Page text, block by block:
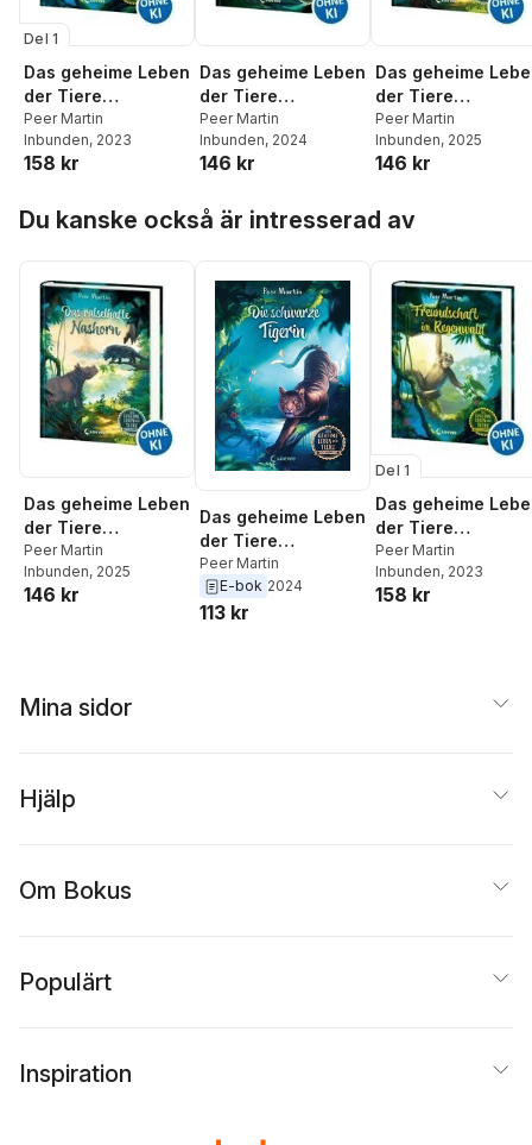
Del 1
Das geheime Leben
der Tiere
(Dschungel) -
Freundschaft im
Regenwald
Peer Martin
Inbunden, 2023
158 kr
Das geheime Leben
der Tiere
(Dschungel) -
Verloren im Urwald
Peer Martin
Inbunden, 2024
146 kr
Das geheime
der Tiere
(Dschungel) - Das
rätselhafte
Nashorn
Peer Martin
Inbunden, 2025
146 kr
Du kanske också är intresserad av
Das geheime Leben
der Tiere
(Dschungel) - Das
rätselhafte
Nashorn
Peer Martin
Inbunden, 2025
146 kr
Das geheime Leben
der Tiere
(Dschungel) - Die
schwarze Tigerin
Peer Martin
E-bok 2024
113 kr
Del 1
Das geheime
der Tiere
(Dschungel) -
Freundschaft im
Regenwald
Peer Martin
Inbunden, 2023
158 kr
Mina sidor
Hjälp
Om Bokus
Populärt
Inspiration